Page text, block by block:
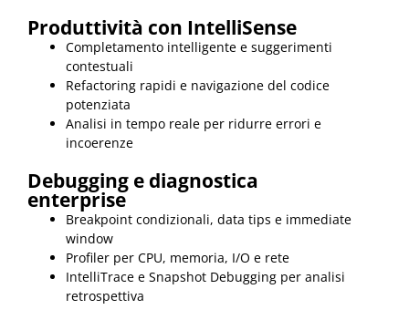
Produttività con IntelliSense
Completamento intelligente e suggerimenti
contestuali
Refactoring rapidi e navigazione del codice
potenziata
Analisi in tempo reale per ridurre errori e
incoerenze
Debugging e diagnostica
enterprise
Breakpoint condizionali, data tips e immediate
window
Profiler per CPU, memoria, I/O e rete
IntelliTrace e Snapshot Debugging per analisi
retrospettiva